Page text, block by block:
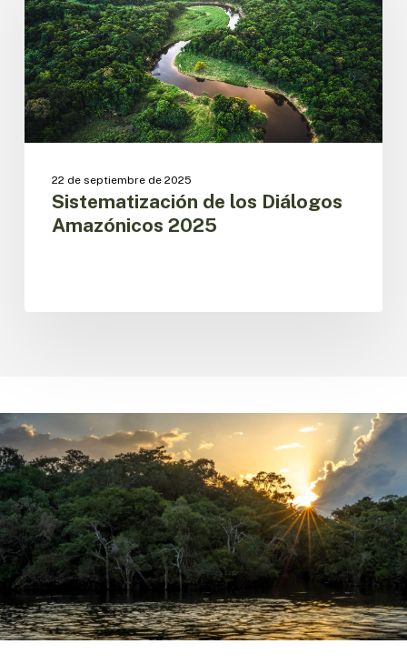
Diálogos
Amazónicos
2025
22 de septiembre de 2025
Sistematización de los Diálogos
Amazónicos 2025